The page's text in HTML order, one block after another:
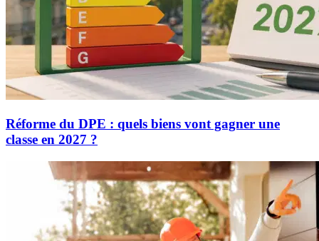
Réforme du DPE : quels biens vont gagner une
classe en 2027 ?